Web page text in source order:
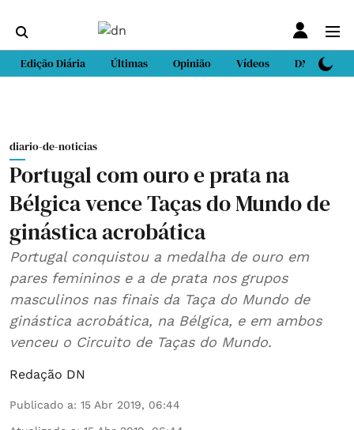
Edição Diária Últimas Opinião Vídeos DN Sport
diario-de-noticias
Portugal com ouro e prata na
Bélgica vence Taças do Mundo de
ginástica acrobática
Portugal conquistou a medalha de ouro em
pares femininos e a de prata nos grupos
masculinos nas finais da Taça do Mundo de
ginástica acrobática, na Bélgica, e em ambos
venceu o Circuito de Taças do Mundo.
Redação DN
Publicado a: 15 Abr 2019, 06:44